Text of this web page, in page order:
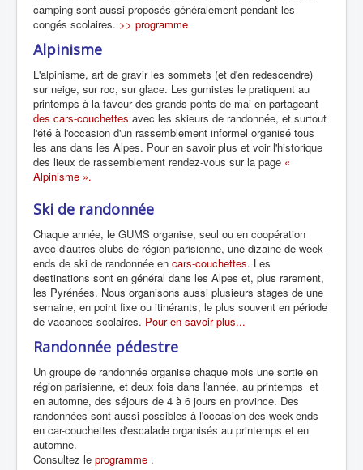
camping sont aussi proposés généralement pendant les
congés scolaires. >> programme
Alpinisme
L'alpinisme, art de gravir les sommets (et d'en redescendre)
sur neige, sur roc, sur glace. Les gumistes le pratiquent au
printemps à la faveur des grands ponts de mai en partageant
des cars-couchettes avec les skieurs de randonnée, et surtout
l'été à l'occasion d'un rassemblement informel organisé tous
les ans dans les Alpes. Pour en savoir plus et voir l'historique
des lieux de rassemblement rendez-vous sur la page «
Alpinisme ».
Ski de randonnée
Chaque année, le GUMS organise, seul ou en coopération
avec d'autres clubs de région parisienne, une dizaine de week-
ends de ski de randonnée en cars-couchettes. Les
destinations sont en général dans les Alpes et, plus rarement,
les Pyrénées. Nous organisons aussi plusieurs stages de une
semaine, en point fixe ou itinérants, le plus souvent en période
de vacances scolaires. Pour en savoir plus...
Randonnée pédestre
Un groupe de randonnée organise chaque mois une sortie en
région parisienne, et deux fois dans l'année, au printemps et
en automne, des séjours de 4 à 6 jours en province. Des
randonnées sont aussi possibles à l'occasion des week-ends
en car-couchettes d'escalade organisés au printemps et en
automne.
Consultez le programme .